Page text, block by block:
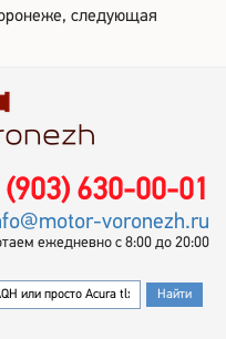
следующая
(903) 630-00-01
voronezh.ru
ежедневно с 8:00 до 20:00